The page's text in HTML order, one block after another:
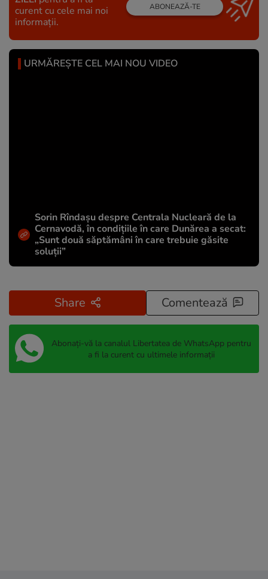
curent cu cele mai noi
informații.
ABONEAZĂ-TE
URMĂREȘTE CEL MAI NOU VIDEO
Sorin Rîndașu despre Centrala Nucleară de la
Cernavodă, în condițiile în care Dunărea a secat:
„Sunt două săptămâni în care trebuie găsite
soluții”
Share Comentează
Abonați-vă la canalul Libertatea de WhatsApp pentru
a fi la curent cu ultimele informații